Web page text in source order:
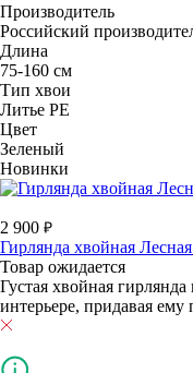
Производитель
Российский
Длина
75-160 см
Тип хвои
Литье РЕ
Цвет
Зеленый
Новинки
2 900
Гирлянда хвойная
Товар ожидается
Густая хвойная
интерьере, придавая